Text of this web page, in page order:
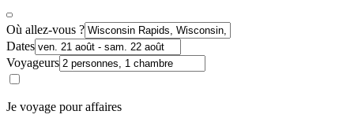
Où allez-vous ?
Dates
Voyageurs
Je voyage pour affaires